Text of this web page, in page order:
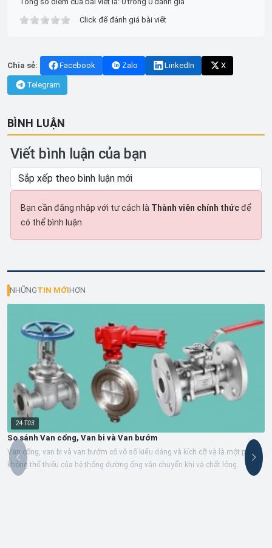
Click để đánh giá bài viết
Chia sẻ: Facebook Zalo LinkedIn X
Telegram
BÌNH LUẬN
Viết bình luận của bạn
Bạn cần đăng nhập với tư cách là Thành viên chính thứcđể
có thể bình luận
NHỮNGTIN MỚIHƠN
24T03
So sánh Van cổng, Van bi và Van bướm
Van cổng, van bi và van bướm có vô số kiểu dáng và kích cỡ và là một phần
không thể thiếu của hệ thống đường ống vận chuyển khí và chất lỏng.